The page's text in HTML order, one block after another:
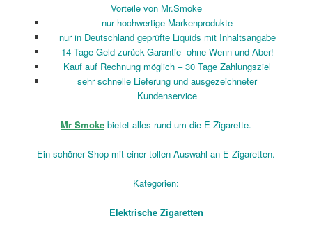
Vorteile von Mr.Smoke
nur hochwertige Markenprodukte
nur in Deutschland geprüfte Liquids mit Inhaltsangabe
14 Tage Geld-zurück-Garantie- ohne Wenn und Aber!
Kauf auf Rechnung möglich – 30 Tage Zahlungsziel
sehr schnelle Lieferung und ausgezeichneter
Kundenservice
Mr Smoke bietet alles rund um die E-Zigarette.
Ein schöner Shop mit einer tollen Auswahl an E-Zigaretten.
Kategorien:
Elektrische Zigaretten